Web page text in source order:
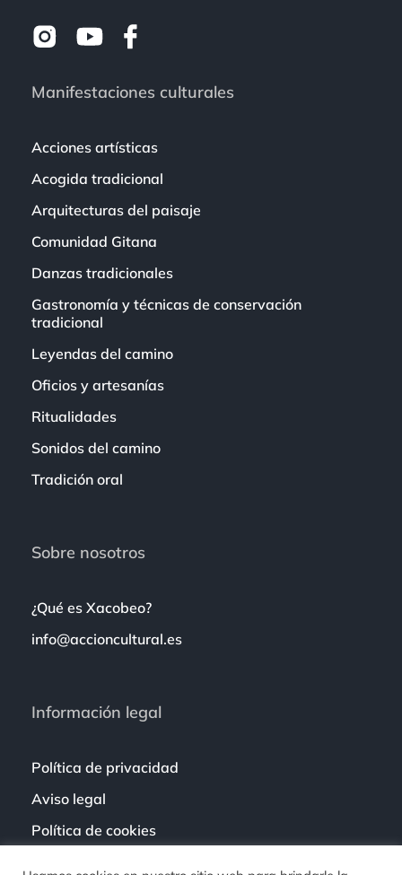
Manifestaciones culturales
Acciones artísticas
Acogida tradicional
Arquitecturas del paisaje
Comunidad Gitana
Danzas tradicionales
Gastronomía y técnicas de conservación
tradicional
Leyendas del camino
Oficios y artesanías
Ritualidades
Sonidos del camino
Tradición oral
Sobre nosotros
¿Qué es Xacobeo?
info@accioncultural.es
Información legal
Política de privacidad
Aviso legal
Política de cookies